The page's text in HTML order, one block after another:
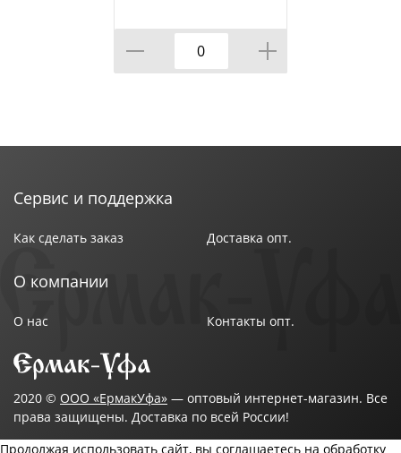
Сервис и поддержка
Как сделать заказ Доставка опт.
О компании
О нас Контакты опт.
2020 © ООО «ЕрмакУфа» — оптовый интернет-магазин. Все
права защищены. Доставка по всей России!
Продолжая использовать сайт, вы соглашаетесь на обработку